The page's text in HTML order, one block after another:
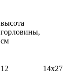
высота
горловины,
см
12 14x27